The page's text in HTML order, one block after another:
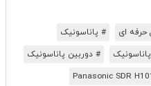
حرفه ای
# پاناسونیک
# دوربین پاناسونیک